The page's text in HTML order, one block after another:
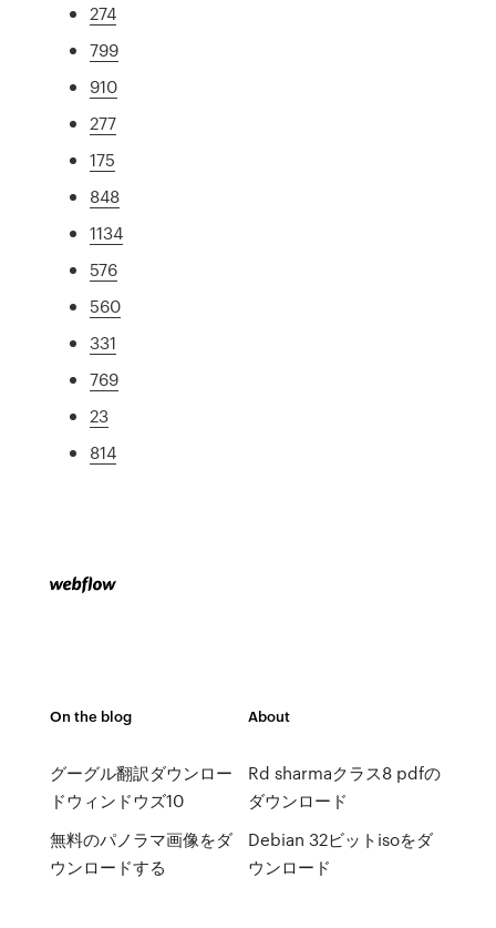
274
799
910
277
175
848
1134
576
560
331
769
23
814
On the blog
グーグル翻訳ダウンロー
ドウィンドウズ10
無料のパノラマ画像をダ
ウンロードする
About
Rd sharmaクラス8 pdfの
ダウンロード
Debian 32ビットisoをダ
ウンロード